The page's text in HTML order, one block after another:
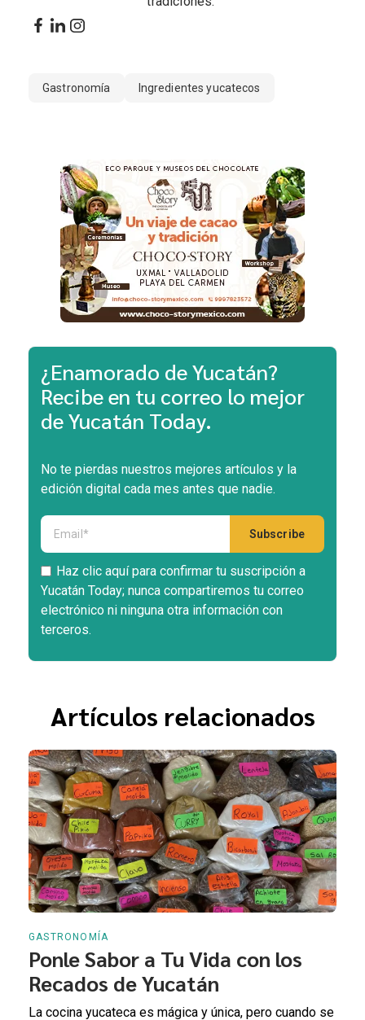
Gastronomía Ingredientes yucatecos
¿Enamorado de Yucatán?
Recibe en tu correo lo mejor
de Yucatán Today.
No te pierdas nuestros mejores artículos y la
edición digital cada mes antes que nadie.
Haz clic aquí para confirmar tu suscripción a
Yucatán Today; nunca compartiremos tu correo
electrónico ni ninguna otra información con
terceros.
Artículos relacionados
GASTRONOMÍA
Ponle Sabor a Tu Vida con los
Recados de Yucatán
La cocina yucateca es mágica y única, pero cuando se